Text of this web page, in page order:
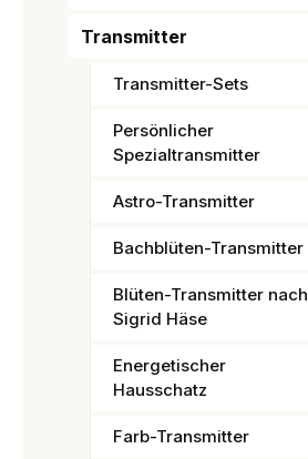
Transmitter
Transmitter-Sets
Persönlicher
Spezialtransmitter
Astro-Transmitter
Bachblüten-Transmitter
Blüten-Transmitter nach
Sigrid Häse
Energetischer
Hausschatz
Farb-Transmitter